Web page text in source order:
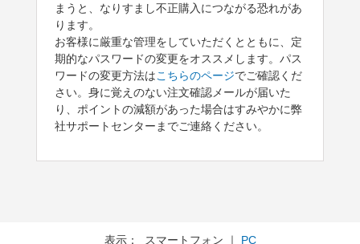
まうと、なりすまし不正購入につながる恐れがあ
ります。
お客様に厳重な管理をしていただくとともに、定
期的なパスワードの変更をオススメします。パス
ワードの変更方法はこちらのページでご確認くだ
さい。身に覚えのない注文確認メールが届いた
り、ポイントの減額があった場合はすみやかに弊
社サポートセンターまでご連絡ください。
表示： スマートフォン ｜ PC